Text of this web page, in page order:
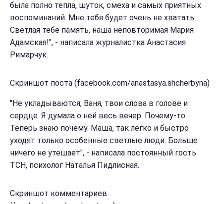
была полно тепла, шуток, смеха и самых приятных
воспоминаний. Мне тебя будет очень не хватать.
Светлая тебе память, наша неповторимая Мария
Адамская!", - написала журналистка Анастасия
Римарчук.
Скриншот поста (facebook.com/anastasya.shcherbyna)
"Не укладываются, Ваня, твои слова в голове и
сердце. Я думала о ней весь вечер. Почему-то.
Теперь знаю почему. Маша, так легко и быстро
уходят только особенные светлые люди. Больше
ничего не утешает", - написала постоянный гость
ТСН, психолог Наталья Пидлисная.
Скриншот комментариев